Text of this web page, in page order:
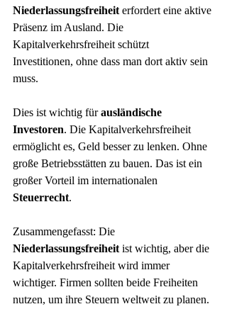
Niederlassungsfreiheit erfordert eine aktive
Präsenz im Ausland. Die
Kapitalverkehrsfreiheit schützt
Investitionen, ohne dass man dort aktiv sein
muss.
Dies ist wichtig für ausländische
Investoren. Die Kapitalverkehrsfreiheit
ermöglicht es, Geld besser zu lenken. Ohne
große Betriebsstätten zu bauen. Das ist ein
großer Vorteil im internationalen
Steuerrecht.
Zusammengefasst: Die
Niederlassungsfreiheit ist wichtig, aber die
Kapitalverkehrsfreiheit wird immer
wichtiger. Firmen sollten beide Freiheiten
nutzen, um ihre Steuern weltweit zu planen.